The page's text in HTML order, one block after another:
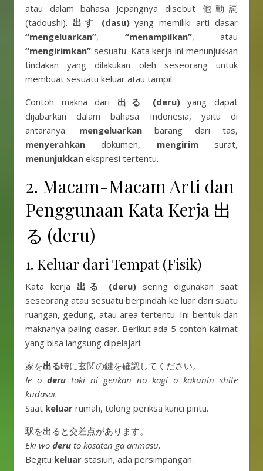
atau dalam bahasa Jepangnya disebut 他動詞
(tadoushi). 出す (dasu)yang memiliki arti dasar
“mengeluarkan”, “menampilkan”, atau
“mengirimkan” sesuatu. Kata kerja ini menunjukkan
tindakan yang dilakukan oleh seseorang untuk
membuat sesuatu keluar atau tampil.
Contoh makna dari 出る (deru)yang dapat
dijabarkan dalam bahasa Indonesia, yaitu di
antaranya: mengeluarkan barang dari tas,
menyerahkandokumen, mengirim surat,
menunjukkan ekspresi tertentu.
2. Macam-Macam Arti dan
Penggunaan Kata Kerja 出
る (deru)
1. Keluar dari Tempat (Fisik)
Kata kerja 出る (deru)sering digunakan saat
seseorang atau sesuatu berpindah ke luar dari suatu
ruangan, gedung, atau area tertentu. Ini bentuk dan
maknanya paling dasar. Berikut ada 5 contoh kalimat
yang bisa langsung dipelajari:
家を出る時に玄関の鍵を確認してください。
Ie o deru toki ni genkan no kagi o kakunin shite
kudasai.
Saat keluar rumah, tolong periksa kunci pintu.
駅を出ると交差点があります。
Eki wo deru to kosaten ga arimasu.
Begitu keluar stasiun, ada persimpangan.